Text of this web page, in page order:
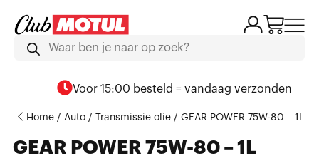
Voor 15:00 besteld = vandaag verzonden
Home/ Auto/ Transmissie olie/ GEAR POWER 75W-80 – 1L
GEAR POWER 75W-80 – 1L